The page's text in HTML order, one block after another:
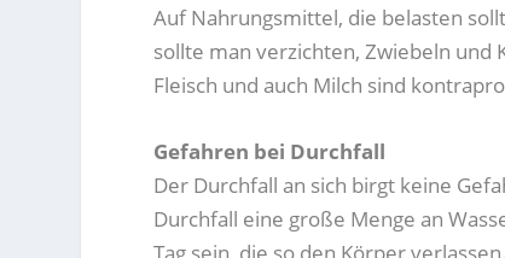
Auf Nahrungsmittel, die belasten
sollte man verzichten, Zwiebeln und
Fleisch und auch Milch sind
Gefahren bei Durchfall
Der Durchfall an sich birgt keine
Durchfall eine große Menge an